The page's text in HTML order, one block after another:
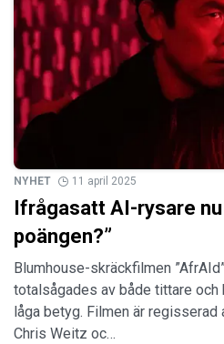
NYHET 11 april 2025
Ifrågasatt AI-rysare nu
poängen?”
Blumhouse-skräckfilmen
totalsågades av både tittare
låga betyg. Filmen är regisserad
Chris Weitz oc…